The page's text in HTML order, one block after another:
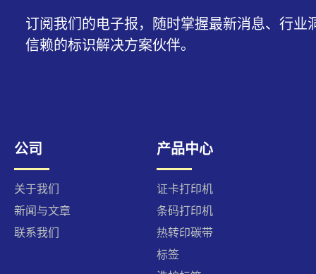
订阅我们的电子报，随时掌握最新消息、行业
信赖的标识解决方案伙伴。
公司
关于我们
新闻与文章
联系我们
产品中心
证卡打印机
条码打印机
热转印碳带
标签